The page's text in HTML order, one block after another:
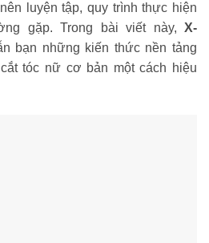
luyện tập, quy trình thực hiện
gặp. Trong bài viết này, X-
bạn những kiến thức nền tảng
tóc nữ cơ bản một cách hiệu